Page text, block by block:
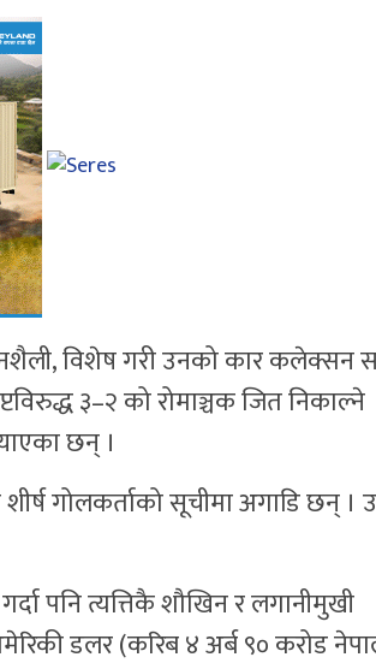
विशेष गरी उनको कार कलेक्सन
३–२ को रोमाञ्चक जित निकाल्ने
छन् ।
गोलकर्ताको सूचीमा अगाडि छन् ।
पनि त्यत्तिकै शौखिन र लगानीमुखी
डलर (करिब ४ अर्ब ९० करोड